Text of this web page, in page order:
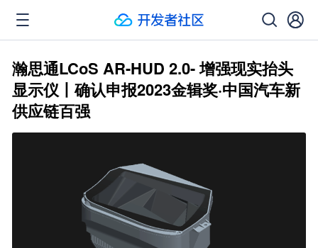
瀚思通LCoS AR-HUD 2.0- 增强现实抬头
显示仪丨确认申报2023金辑奖·中国汽车新
供应链百强